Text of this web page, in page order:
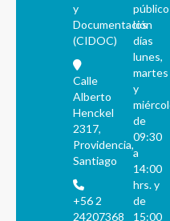
y
Documentación
(CIDOC)
Calle
Alberto
Henckel
2317,
Providencia,
Santiago
+56 2
24207368
público
los
días
lunes,
martes
y
de
09:30
a
14:00
hrs. y
de
15:00